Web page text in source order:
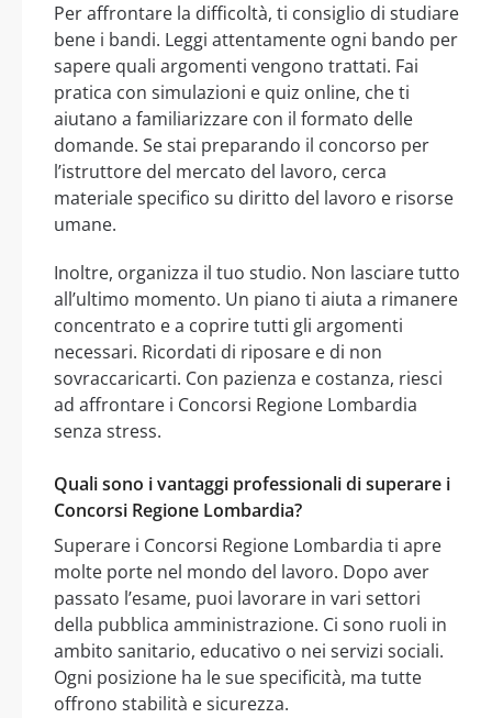
Per affrontare la difficoltà, ti consiglio di studiare
bene i bandi. Leggi attentamente ogni bando per
sapere quali argomenti vengono trattati. Fai
pratica con simulazioni e quiz online, che ti
aiutano a familiarizzare con il formato delle
domande. Se stai preparando il concorso per
l’istruttore del mercato del lavoro, cerca
materiale specifico su diritto del lavoro e risorse
umane.
Inoltre, organizza il tuo studio. Non lasciare tutto
all’ultimo momento. Un piano ti aiuta a rimanere
concentrato e a coprire tutti gli argomenti
necessari. Ricordati di riposare e di non
sovraccaricarti. Con pazienza e costanza, riesci
ad affrontare i Concorsi Regione Lombardia
senza stress.
Quali sono i vantaggi professionali di superare i
Concorsi Regione Lombardia?
Superare i Concorsi Regione Lombardia ti apre
molte porte nel mondo del lavoro. Dopo aver
passato l’esame, puoi lavorare in vari settori
della pubblica amministrazione. Ci sono ruoli in
ambito sanitario, educativo o nei servizi sociali.
Ogni posizione ha le sue specificità, ma tutte
offrono stabilità e sicurezza.